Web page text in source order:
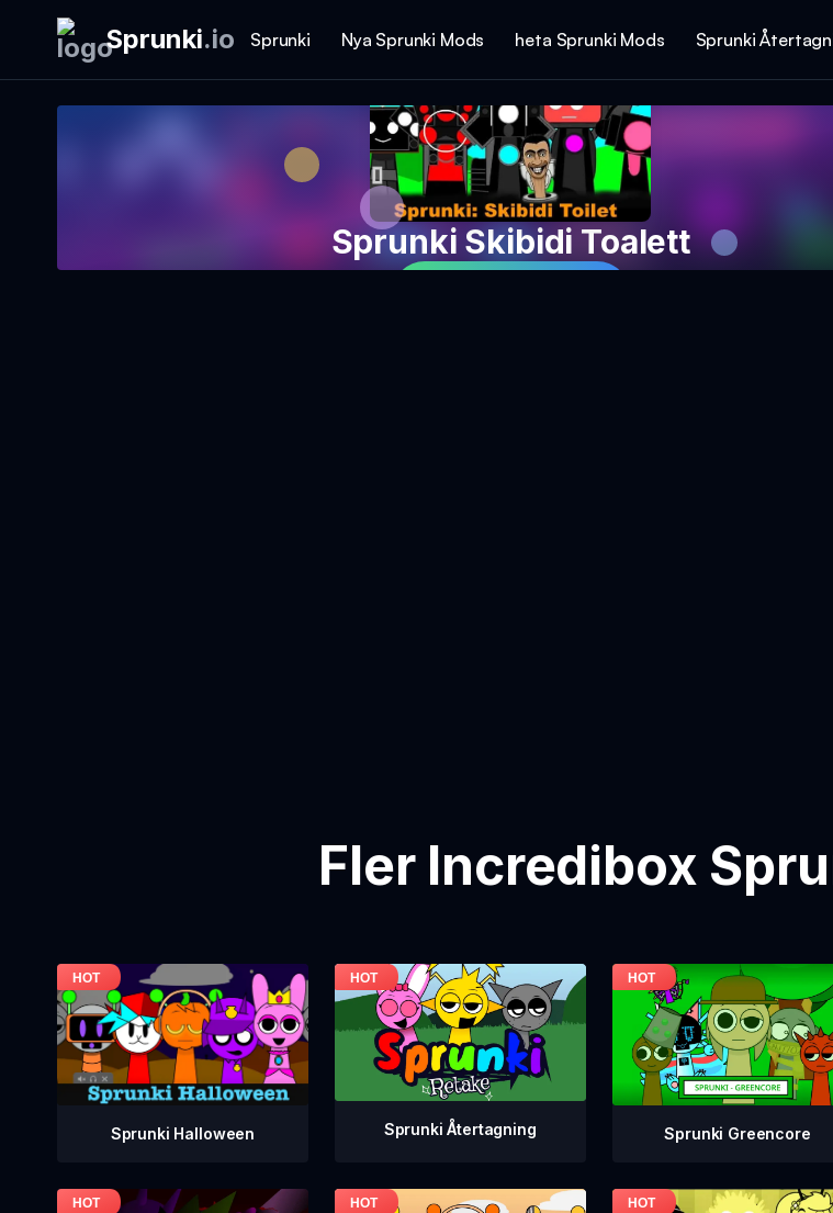
Sprunki.io Sprunki Nya Sprunki Mods heta Sprunki Mods Sprunki
Sprunki Skibidi Toalett
Fler Incredibox
Sprunki Halloween Sprunki Återtagning Sprunki Greencore